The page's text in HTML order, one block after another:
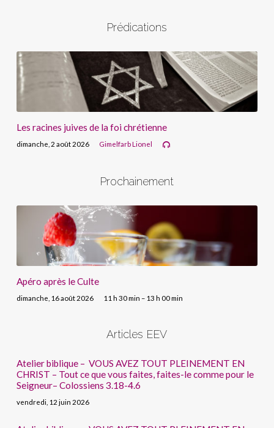
Prédications
Les racines juives de la foi chrétienne
dimanche, 2 août 2026 Gimelfarb Lionel
Prochainement
Apéro après le Culte
dimanche, 16 août 2026 11 h 30 min – 13 h 00 min
Articles EEV
Atelier biblique – VOUS AVEZ TOUT PLEINEMENT EN
CHRIST – Tout ce que vous faites, faites-le comme pour le
Seigneur– Colossiens 3.18-4.6
vendredi, 12 juin 2026